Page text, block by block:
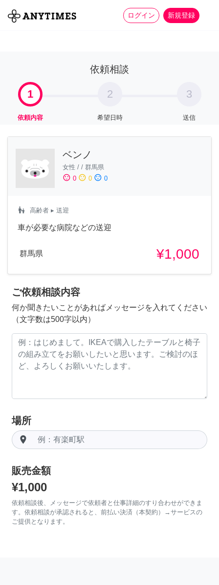
ログイン 新規登録
全て 家事 more_horiz
依頼相談
1
依頼内容
2
希望日時
3
送信
ベンノ
女性 / / 群馬県
sentiment_satisfied 0 sentiment_neutral 0 sentiment_dissatisfied 0
escalator_warning 高齢者 ▸ 送迎
車が必要な病院などの送迎
群馬県 ¥1,000
ご依頼相談内容
何か聞きたいことがあればメッセージを入れてください
（文字数は500字以内）
場所
room
販売金額
¥1,000
依頼相談後、メッセージで依頼者と仕事詳細のすり合わせができま
す。依頼相談が承認されると、前払い決済（本契約）→サービスの
ご提供となります。